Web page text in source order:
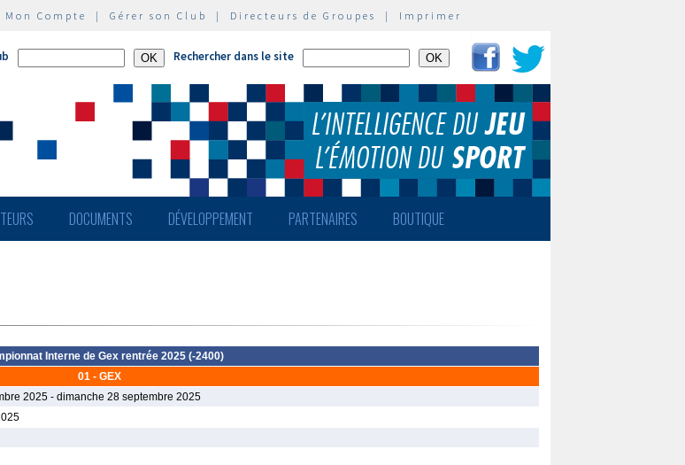
Mon Compte | Gérer son Club | Directeurs de Groupes | Imprimer
Rechercher dans le site
DOCUMENTS DÉVELOPPEMENT PARTENAIRES BOUTIQUE
Interne de Gex rentrée 2025 (-2400)
01 - GEX
2025 - dimanche 28 septembre 2025